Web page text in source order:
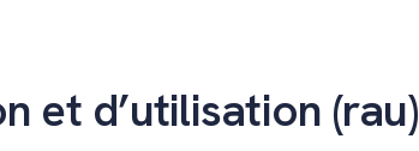
et d’utilisation (rau)